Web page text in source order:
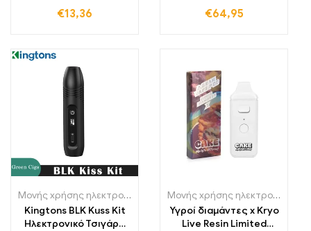
ενσωματωμένη
Vape ατμοποιητής
€13,36
2200mAh Μπαταρία
€64,95
Μονής χρήσης ηλεκτρονικά τσιγάρα Πολωνία ,Μονής χρήσης
Kingtons BLK Kuss Kit
Ηλεκτρονικό Τσιγάρο
Μονής χρήσης ηλεκτρονικά τσιγάρα Πολωνία
Υγροί διαμάντες x Kryo
Live Resin Limited